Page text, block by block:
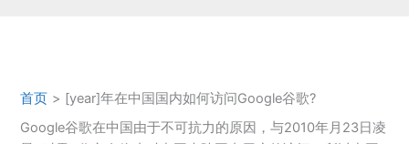
首页
[year]年在中国国内如何访问Google谷歌?
Google谷歌在中国由于不可抗力的原因，与2010年月23日凌